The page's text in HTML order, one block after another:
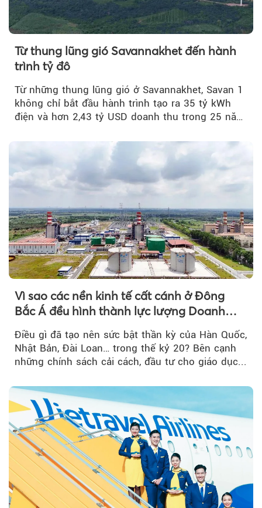
Từ thung lũng gió Savannakhet đến hành
trình tỷ đô
Từ những thung lũng gió ở Savannakhet, Savan 1
không chỉ bắt đầu hành trình tạo ra 35 tỷ kWh
điện và hơn 2,43 tỷ USD doanh thu trong 25 năm
Vì sao các nền kinh tế cất cánh ở Đông
Bắc Á đều hình thành lực lượng Doanh
nghiệp Quốc gia?
Điều gì đã tạo nên sức bật thần kỳ của Hàn Quốc,
Nhật Bản, Đài Loan… trong thế kỷ 20? Bên cạnh
những chính sách cải cách, đầu tư cho giáo dục...